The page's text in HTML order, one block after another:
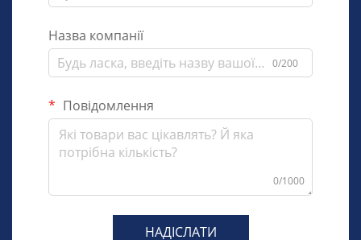
Назва компанії
0/200
Повідомлення
0/1000
НАДІСЛАТИ